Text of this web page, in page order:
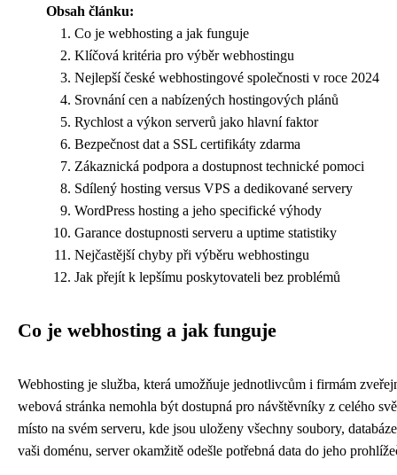
Obsah článku:
Co je webhosting a jak funguje
Klíčová kritéria pro výběr webhostingu
Nejlepší české webhostingové společnosti v roce 2024
Srovnání cen a nabízených hostingových plánů
Rychlost a výkon serverů jako hlavní faktor
Bezpečnost dat a SSL certifikáty zdarma
Zákaznická podpora a dostupnost technické pomoci
Sdílený hosting versus VPS a dedikované servery
WordPress hosting a jeho specifické výhody
Garance dostupnosti serveru a uptime statistiky
Nejčastější chyby při výběru webhostingu
Jak přejít k lepšímu poskytovateli bez problémů
Co je webhosting a jak funguje
Webhosting je služba, která umožňuje jednotlivcům i firmám
webová stránka nemohla být dostupná pro návštěvníky z celého
místo na svém serveru, kde jsou uloženy všechny soubory,
vaši doménu, server okamžitě odešle potřebná data do jeho